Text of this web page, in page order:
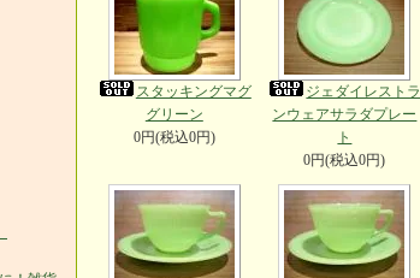
スタッキングマグ
グリーン
0円(税込0円)
ジェダイレストラ
ンウェアサラダプレー
ト
0円(税込0円)